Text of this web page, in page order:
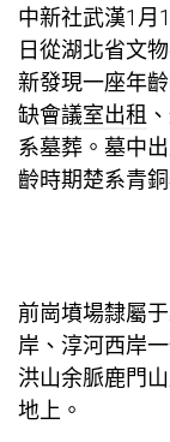
中新社武漢1月
日從湖北省文
新發現一座年
缺會議室出租
系墓葬。墓中
齡時期楚系青
前崗墳場隸屬
岸、淳河西岸
洪山余脈鹿門
地上。